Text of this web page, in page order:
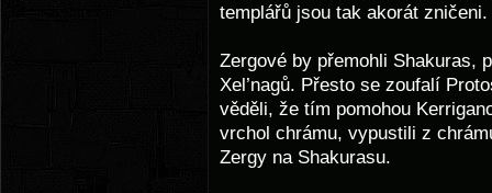
templářů jsou tak akorát zničeni.
Zergové by přemohli Shakuras,
Xel’nagů. Přesto se zoufalí
věděli, že tím pomohou
vrchol chrámu, vypustili z
Zergy na Shakurasu.